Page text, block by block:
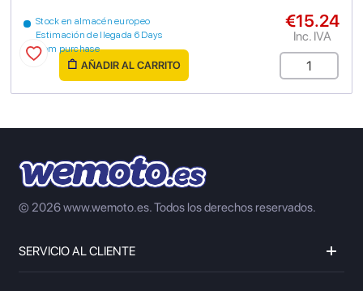
Stock en almacén europeo
Estimación de llegada 6 Days
from purchase
€15.24
Inc. IVA
AÑADIR AL CARRITO
© 2026 www.wemoto.es.Todos los derechos reservados.
SERVICIO AL CLIENTE